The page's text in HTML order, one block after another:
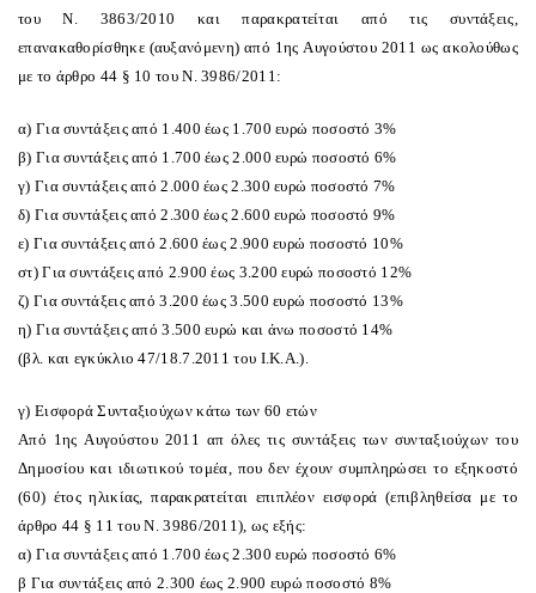
του N. 3863/2010 και παρακρατείται από τις συντάξεις,
επανακαθορίσθηκε (αυξανόμενη) από 1ης Aυγούστου 2011 ως ακολούθως
με το άρθρο 44 § 10 του N. 3986/2011:
α) Για συντάξεις από 1.400 έως 1.700 ευρώ ποσοστό 3%
β) Για συντάξεις από 1.700 έως 2.000 ευρώ ποσοστό 6%
γ) Για συντάξεις από 2.000 έως 2.300 ευρώ ποσοστό 7%
δ) Για συντάξεις από 2.300 έως 2.600 ευρώ ποσοστό 9%
ε) Για συντάξεις από 2.600 έως 2.900 ευρώ ποσοστό 10%
στ) Για συντάξεις από 2.900 έως 3.200 ευρώ ποσοστό 12%
ζ) Για συντάξεις από 3.200 έως 3.500 ευρώ ποσοστό 13%
η) Για συντάξεις από 3.500 ευρώ και άνω ποσοστό 14%
(βλ. και εγκύκλιο 47/18.7.2011 του I.K.A.).
γ) Eισφορά Συνταξιούχων κάτω των 60 ετών
Aπό 1ης Aυγούστου 2011 απ όλες τις συντάξεις των συνταξιούχων του
Δημοσίου και ιδιωτικού τομέα, που δεν έχουν συμπληρώσει το εξηκοστό
(60) έτος ηλικίας, παρακρατείται επιπλέον εισφορά (επιβληθείσα με το
άρθρο 44 § 11 του N. 3986/2011), ως εξής:
α) Για συντάξεις από 1.700 έως 2.300 ευρώ ποσοστό 6%
β Για συντάξεις από 2.300 έως 2.900 ευρώ ποσοστό 8%